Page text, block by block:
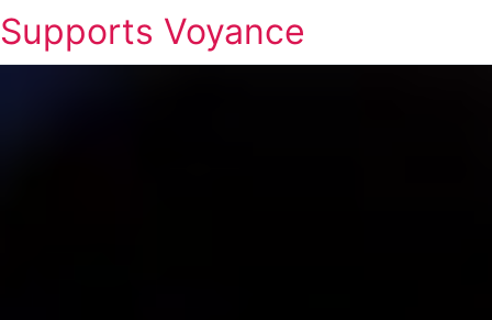
Supports Voyance